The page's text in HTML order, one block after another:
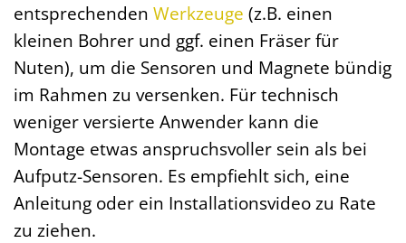
entsprechenden Werkzeuge (z.B. einen
kleinen Bohrer und ggf. einen Fräser für
Nuten), um die Sensoren und Magnete bündig
im Rahmen zu versenken. Für technisch
weniger versierte Anwender kann die
Montage etwas anspruchsvoller sein als bei
Aufputz-Sensoren. Es empfiehlt sich, eine
Anleitung oder ein Installationsvideo zu Rate
zu ziehen.